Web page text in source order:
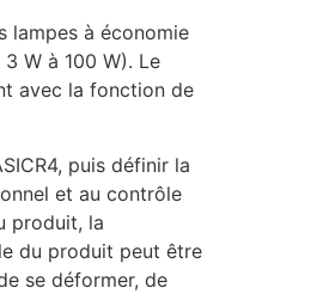
lampes à économie
W à 100 W). Le
avec la fonction de
puis définir la
et au contrôle
produit, la
du produit peut être
se déformer, de